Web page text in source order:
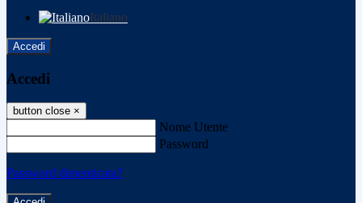
Italiano
Accedi
Accedi
button close ×
Nome Utente
Password
Password dimenticata?